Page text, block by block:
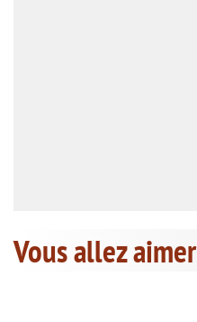
Vous allez aimer